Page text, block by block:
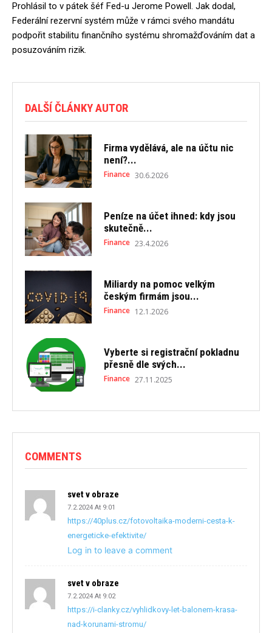
Prohlásil to v pátek šéf Fed-u Jerome Powell. Jak dodal,
Federální rezervní systém může v rámci svého mandátu
podpořit stabilitu finančního systému shromažďováním dat a
posuzováním rizik.
DALŠÍ ČLÁNKY AUTOR
Firma vydělává, ale na účtu nic
není?...
Finance 30.6.2026
Peníze na účet ihned: kdy jsou
skutečně...
Finance 23.4.2026
Miliardy na pomoc velkým
českým firmám jsou...
Finance 12.1.2026
Vyberte si registrační pokladnu
přesně dle svých...
Finance 27.11.2025
COMMENTS
svet v obraze
7.2.2024 At 9:01
https://40plus.cz/fotovoltaika-moderni-cesta-k-
energeticke-efektivite/
Log in to leave a comment
svet v obraze
7.2.2024 At 9:02
https://i-clanky.cz/vyhlidkovy-let-balonem-krasa-
nad-korunami-stromu/